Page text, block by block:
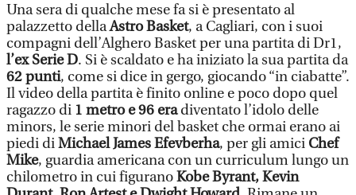
Una sera di qualche mese fa si è presentato al
palazzetto dellaAstro Basket, a Cagliari, con i suoi
compagni dell’Alghero Basket per una partita di Dr1,
l’ex Serie D. Si è scaldato e ha iniziato la sua partita da
62 punti, come si dice in gergo, giocando “in ciabatte”.
Il video della partita è finito online e poco dopo quel
ragazzo di 1 metro e 96 eradiventato l’idolo delle
minors, le serie minori del basket che ormai erano ai
piedi diMichael James Efevberha, per gli amici Chef
Mike, guardia americana con un curriculum lungo un
chilometro in cui figuranoKobe Byrant, Kevin